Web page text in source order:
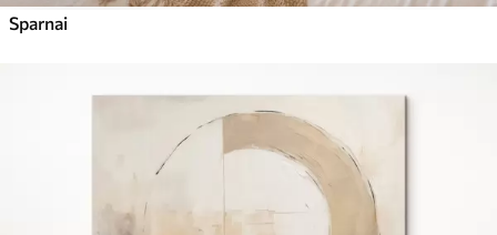
Sparnai